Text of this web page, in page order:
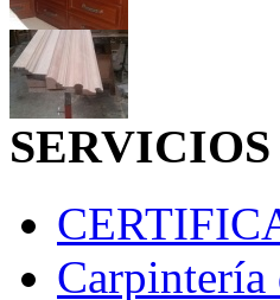
SERVICIOS
Carpintería